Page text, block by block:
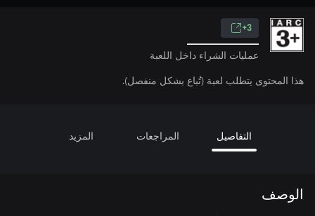
3+
عمليات الشراء داخل اللعبة
هذا المحتوى يتطلب لعبة (تُباع بشكل منفصل).
التفاصيل المراجعات المزيد
الوصف